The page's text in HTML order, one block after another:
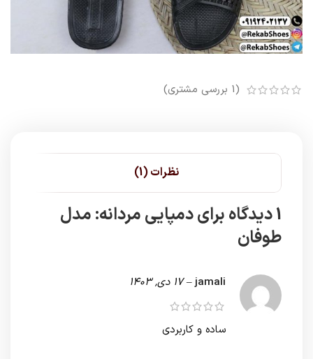
(
1 بررسی مشتری)
نظرات (1)
1 دیدگاه برای
دمپایی مردانه: مدل
طوفان
jamali
– 17 دی, 1403
ساده و کاربردی